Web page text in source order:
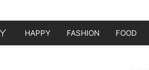
HAPPY FASHION FOOD